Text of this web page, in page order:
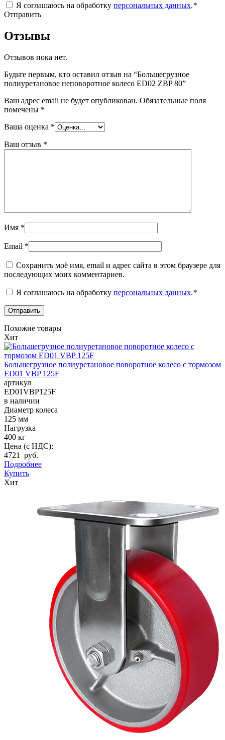
Я соглашаюсь на обработку персональных данных.*
Отправить
Отзывы
Отзывов пока нет.
Будьте первым, кто оставил отзыв на “Большегрузное
полиуретановое неповоротное колесо ED02 ZBP 80”
Ваш адрес email не будет опубликован. Обязательные поля
помечены *
Ваша оценка *
Ваш отзыв *
Имя *
Email *
Сохранить моё имя, email и адрес сайта в этом браузере для
последующих моих комментариев.
Я соглашаюсь на обработку персональных данных.*
Похожие товары
Хит
Большегрузное полиуретановое поворотное колесо с тормозом
ED01 VBP 125F
артикул
ED01VBP125F
в наличии
Диаметр колеса
125 мм
Нагрузка
400 кг
Цена (с НДС):
4721 руб.
Подробнее
Купить
Хит